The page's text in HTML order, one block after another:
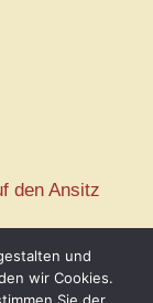
den Ansitz
und
wir Cookies.